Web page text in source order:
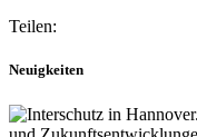
Teilen:
Neuigkeiten